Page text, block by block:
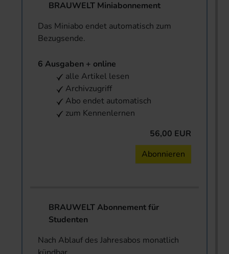
BRAUWELT Miniabonnement
Das Miniabo endet automatisch zum
Bezugsende.
6 Ausgaben + online
alle Artikel lesen
Archivzugriff
Abo endet automatisch
zum Kennenlernen
56,00 EUR
Abonnieren
BRAUWELT Abonnement für
Studenten
Nach Ablauf des Jahresabos monatlich